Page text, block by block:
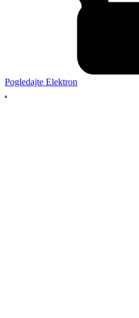
Pogledajte Elektron